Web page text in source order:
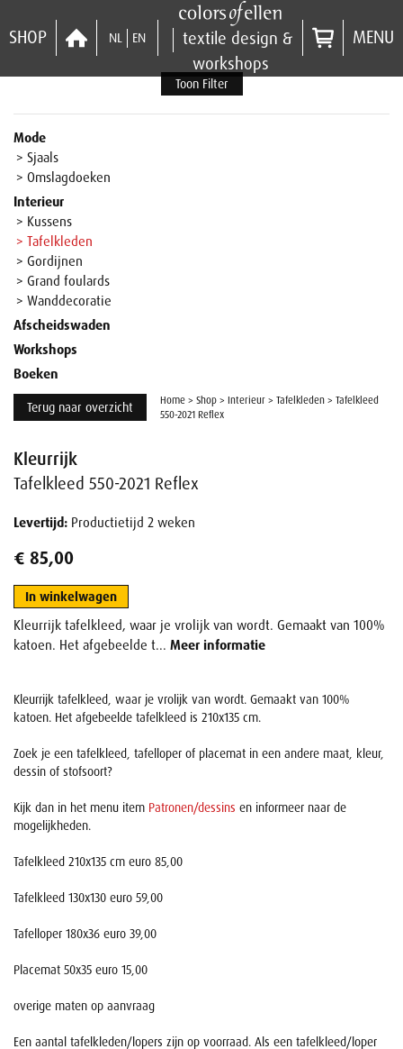
SHOP NL EN
textile design &
workshops
MENU
Toon Filter
Mode
> Sjaals
> Omslagdoeken
Interieur
> Kussens
> Tafelkleden
> Gordijnen
> Grand foulards
> Wanddecoratie
Afscheidswaden
Workshops
Boeken
Terug naar overzicht Home > Shop > Interieur > Tafelkleden > Tafelkleed
550-2021 Reflex
Kleurrijk
Tafelkleed 550-2021 Reflex
Levertijd: Productietijd 2 weken
€ 85,00
In winkelwagen
Kleurrijk tafelkleed, waar je vrolijk van wordt. Gemaakt van 100%
katoen. Het afgebeelde t... Meer informatie
Kleurrijk tafelkleed, waar je vrolijk van wordt. Gemaakt van 100%
katoen. Het afgebeelde tafelkleed is 210x135 cm.
Zoek je een tafelkleed, tafelloper of placemat in een andere maat, kleur,
dessin of stofsoort?
Kijk dan in het menu item Patronen/dessins en informeer naar de
mogelijkheden.
Tafelkleed 210x135 cm euro 85,00
Tafelkleed 130x130 euro 59,00
Tafelloper 180x36 euro 39,00
Placemat 50x35 euro 15,00
overige maten op aanvraag
Een aantal tafelkleden/lopers zijn op voorraad. Als een tafelkleed/loper